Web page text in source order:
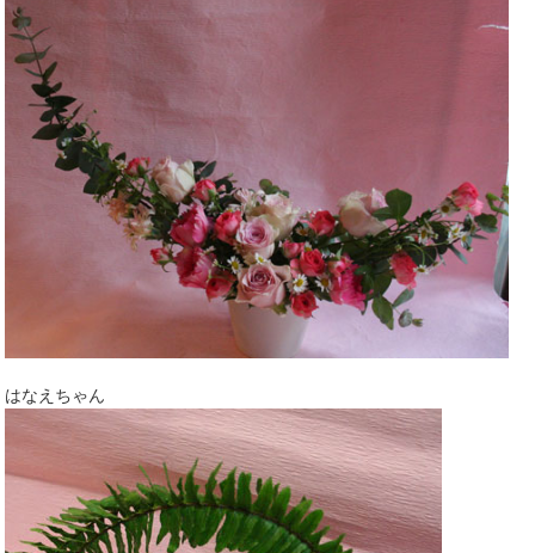
はなえちゃん